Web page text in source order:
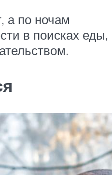
а по ночам
в поисках еды,